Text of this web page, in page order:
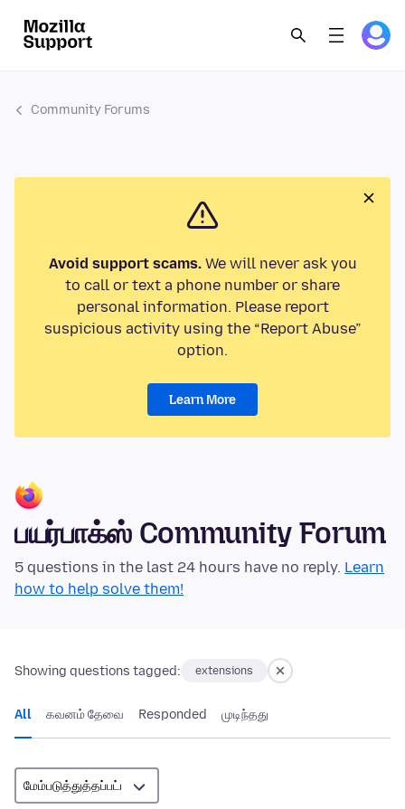
Community Forums
Avoid support scams.We will never ask you
to call or text a phone number or share
personal information. Please report
suspicious activity using the “Report Abuse”
option.
Learn More
பயர்பாக்ஸ் Community Forum
5 questions in the last 24 hours have no reply. Learn
how to help solve them!
Showing questions tagged: extensions
All கவனம் தேவை Responded முடிந்தது